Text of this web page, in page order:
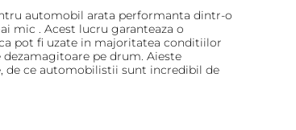
automobil arata performanta dintr-o
mic . Acest lucru garanteaza o
pot fi uzate in majoritatea conditiilor
pe drum. Aieste
de ce automobilistii sunt incredibil de